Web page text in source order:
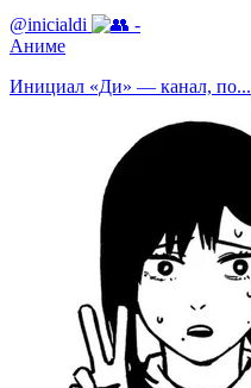
@inicialdi
-
Аниме
Инициал «Ди» — канал, по...